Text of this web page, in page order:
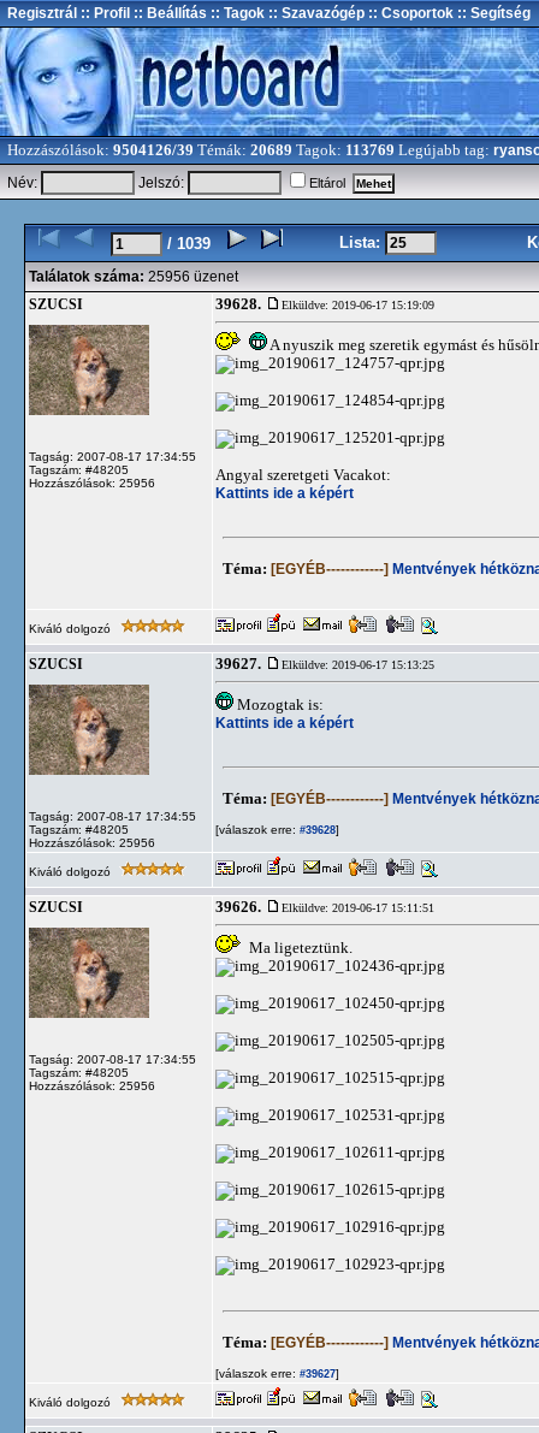
Regisztrál :: Profil :: Beállítás :: Tagok :: Szavazógép :: Csoportok :: Segítség
Hozzászólások: 9504126/39 Témák: 20689 Tagok: 113769 Legújabb tag:
Név:
Jelszó: Eltárol
/ 1039 Lista:
Találatok száma: 25956 üzenet
SZUCSI
Tagság: 2007-08-17 17:34:55
Tagszám: #48205
Hozzászólások: 25956
39628. Elküldve: 2019-06-17 15:19:09
A nyuszik meg szeretik egymást és
Angyal szeretgeti Vacakot:
Kattints ide a képért
Téma: [EGYÉB------------] Mentvények
Kiváló dolgozó
SZUCSI
Tagság: 2007-08-17 17:34:55
Tagszám: #48205
Hozzászólások: 25956
39627. Elküldve: 2019-06-17 15:13:25
Mozogtak is:
Kattints ide a képért
Téma: [EGYÉB------------] Mentvények
[válaszok erre: #39628]
Kiváló dolgozó
SZUCSI
Tagság: 2007-08-17 17:34:55
Tagszám: #48205
Hozzászólások: 25956
39626. Elküldve: 2019-06-17 15:11:51
Ma ligeteztünk.
Téma: [EGYÉB------------] Mentvények
[válaszok erre: #39627]
Kiváló dolgozó